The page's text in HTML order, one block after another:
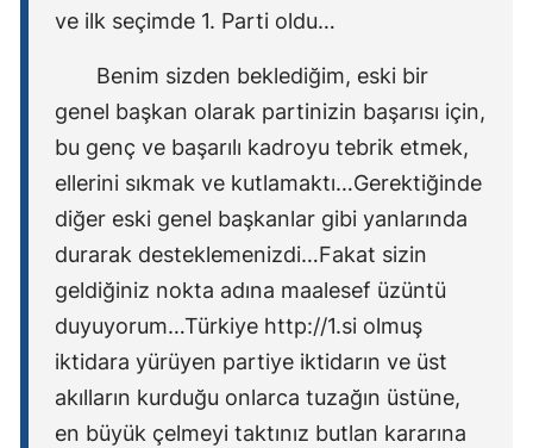
ve ilk seçimde 1. Parti oldu…
Benim sizden beklediğim, eski bir
genel başkan olarak partinizin başarısı için,
bu genç ve başarılı kadroyu tebrik etmek,
ellerini sıkmak ve kutlamaktı…Gerektiğinde
diğer eski genel başkanlar gibi yanlarında
durarak desteklemenizdi…Fakat sizin
geldiğiniz nokta adına maalesef üzüntü
duyuyorum…Türkiye http://1.si olmuş
iktidara yürüyen partiye iktidarın ve üst
akılların kurduğu onlarca tuzağın üstüne,
en büyük çelmeyi taktınız butlan kararına